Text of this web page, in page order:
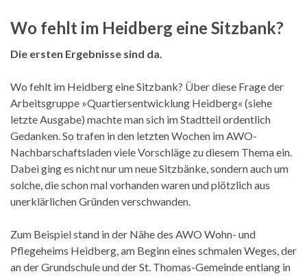
Wo fehlt im Heidberg eine Sitzbank?
Die ersten Ergebnisse sind da.
Wo fehlt im Heidberg eine Sitzbank? Über diese Frage der
Arbeitsgruppe »Quartiersentwicklung Heidberg« (siehe
letzte Ausgabe) machte man sich im Stadtteil ordentlich
Gedanken. So trafen in den letzten Wochen im AWO-
Nachbarschaftsladen viele Vorschläge zu diesem Thema ein.
Dabei ging es nicht nur um neue Sitzbänke, sondern auch um
solche, die schon mal vorhanden waren und plötzlich aus
unerklärlichen Gründen verschwanden.
Zum Beispiel stand in der Nähe des AWO Wohn- und
Pflegeheims Heidberg, am Beginn eines schmalen Weges, der
an der Grundschule und der St. Thomas-Gemeinde entlang in